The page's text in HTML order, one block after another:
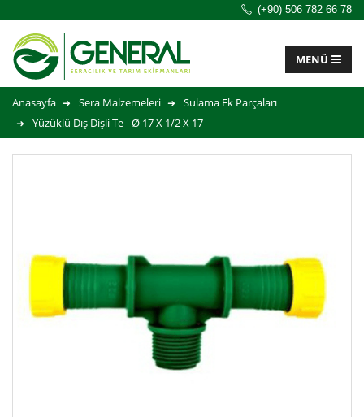
(+90) 506 782 66 78
Anasayfa Sera Malzemeleri
Sulama Ek Parçaları
Yüzüklü Dış Dişli Te - Ø 17 X 1/2 X 17